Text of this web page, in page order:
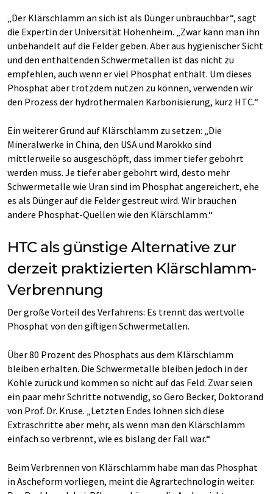
„Der Klärschlamm an sich ist als Dünger unbrauchbar“, sagt
die Expertin der Universität Hohenheim. „Zwar kann man ihn
unbehandelt auf die Felder geben. Aber aus hygienischer Sicht
und den enthaltenden Schwermetallen ist das nicht zu
empfehlen, auch wenn er viel Phosphat enthält. Um dieses
Phosphat aber trotzdem nutzen zu können, verwenden wir
den Prozess der hydrothermalen Karbonisierung, kurz HTC.“
Ein weiterer Grund auf Klärschlamm zu setzen: „Die
Mineralwerke in China, den USA und Marokko sind
mittlerweile so ausgeschöpft, dass immer tiefer gebohrt
werden muss. Je tiefer aber gebohrt wird, desto mehr
Schwermetalle wie Uran sind im Phosphat angereichert, ehe
es als Dünger auf die Felder gestreut wird. Wir brauchen
andere Phosphat-Quellen wie den Klärschlamm.“
HTC als günstige Alternative zur
derzeit praktizierten Klärschlamm-
Verbrennung
Der große Vorteil des Verfahrens: Es trennt das wertvolle
Phosphat von den giftigen Schwermetallen.
Über 80 Prozent des Phosphats aus dem Klärschlamm
bleiben erhalten. Die Schwermetalle bleiben jedoch in der
Kohle zurück und kommen so nicht auf das Feld. Zwar seien
ein paar mehr Schritte notwendig, so Gero Becker, Doktorand
von Prof. Dr. Kruse. „Letzten Endes lohnen sich diese
Extraschritte aber mehr, als wenn man den Klärschlamm
einfach so verbrennt, wie es bislang der Fall war.“
Beim Verbrennen von Klärschlamm habe man das Phosphat
in Ascheform vorliegen, meint die Agrartechnologin weiter.